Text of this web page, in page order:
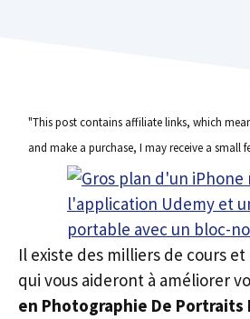
"This post contains affiliate links, which
and make a purchase, I may receive a small
Il existe des milliers de cours
qui vous aideront à améliorer
en Photographie De Portraits